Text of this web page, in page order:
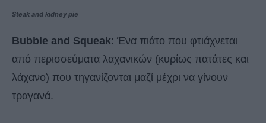
Steak and kidney pie
Bubble and Squeak: Ένα πιάτο που φτιάχνεται
από περισσεύματα λαχανικών (κυρίως πατάτες και
λάχανο) που τηγανίζονται μαζί μέχρι να γίνουν
τραγανά.